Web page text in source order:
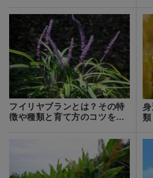
フイリヤブランとは？その特
徴や種類と育て方のコツをご